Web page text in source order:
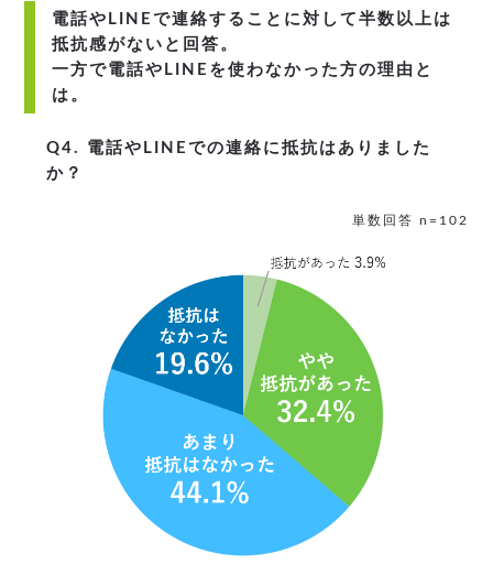
電話やLINEで連絡することに対して半数以上は
抵抗感がないと回答。
一方で電話やLINEを使わなかった方の理由と
は。
Q4. 電話やLINEでの連絡に抵抗はありました
か？
単数回答 n=102